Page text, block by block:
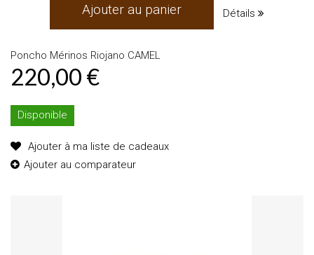
Ajouter au panier Détails
Poncho Mérinos Riojano CAMEL
220,00 €
Disponible
Ajouter à ma liste de cadeaux
Ajouter au comparateur